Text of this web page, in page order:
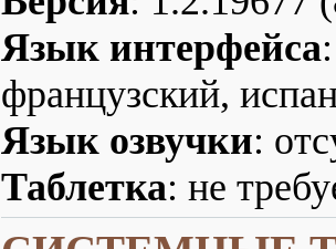
Язык интерфейса
французский,
Язык озвучки:
Таблетка: не